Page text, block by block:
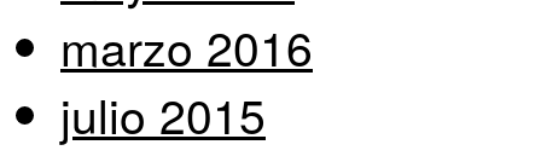
marzo 2016
julio 2015